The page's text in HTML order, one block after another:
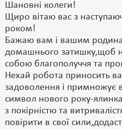
Шановні колеги!
Щиро вітаю вас з
роком!
Бажаю вам і вашим
домашнього затишку,щоб
собою благополуччя та
Нехай робота приносить
задоволення і примножує
символ нового року-
з покірністю та
повірити в свої